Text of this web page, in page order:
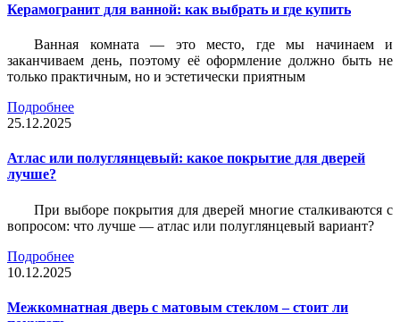
Керамогранит для ванной: как выбрать и где купить
Ванная комната — это место, где мы начинаем и
заканчиваем день, поэтому её оформление должно быть не
только практичным, но и эстетически приятным
Подробнее
25.12.2025
Атлас или полуглянцевый: какое покрытие для дверей
лучше?
При выборе покрытия для дверей многие сталкиваются с
вопросом: что лучше — атлас или полуглянцевый вариант?
Подробнее
10.12.2025
Межкомнатная дверь с матовым стеклом – стоит ли